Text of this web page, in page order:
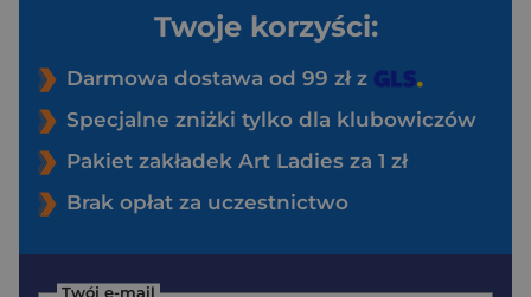
Twoje korzyści:
Darmowa dostawa od 99 zł z
Specjalne zniżki tylko dla klubowiczów
Pakiet zakładek Art Ladies za 1 zł
Brak opłat za uczestnictwo
Twój e-mail